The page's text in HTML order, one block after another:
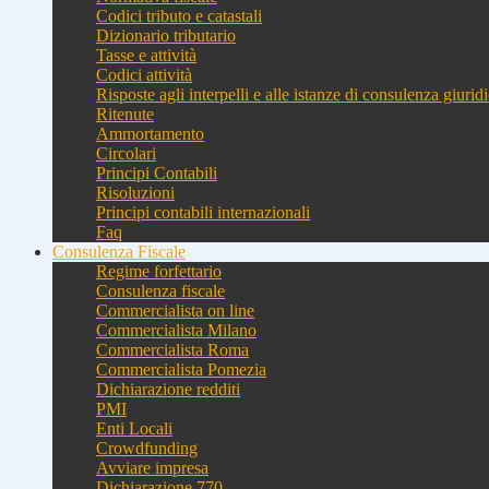
Codici tributo e catastali
Dizionario tributario
Tasse e attività
Codici attività
Risposte agli interpelli e alle istanze di consulenza
Ritenute
Ammortamento
Circolari
Principi Contabili
Risoluzioni
Principi contabili internazionali
Faq
Consulenza Fiscale
Regime forfettario
Consulenza fiscale
Commercialista on line
Commercialista Milano
Commercialista Roma
Commercialista Pomezia
Dichiarazione redditi
PMI
Enti Locali
Crowdfunding
Avviare impresa